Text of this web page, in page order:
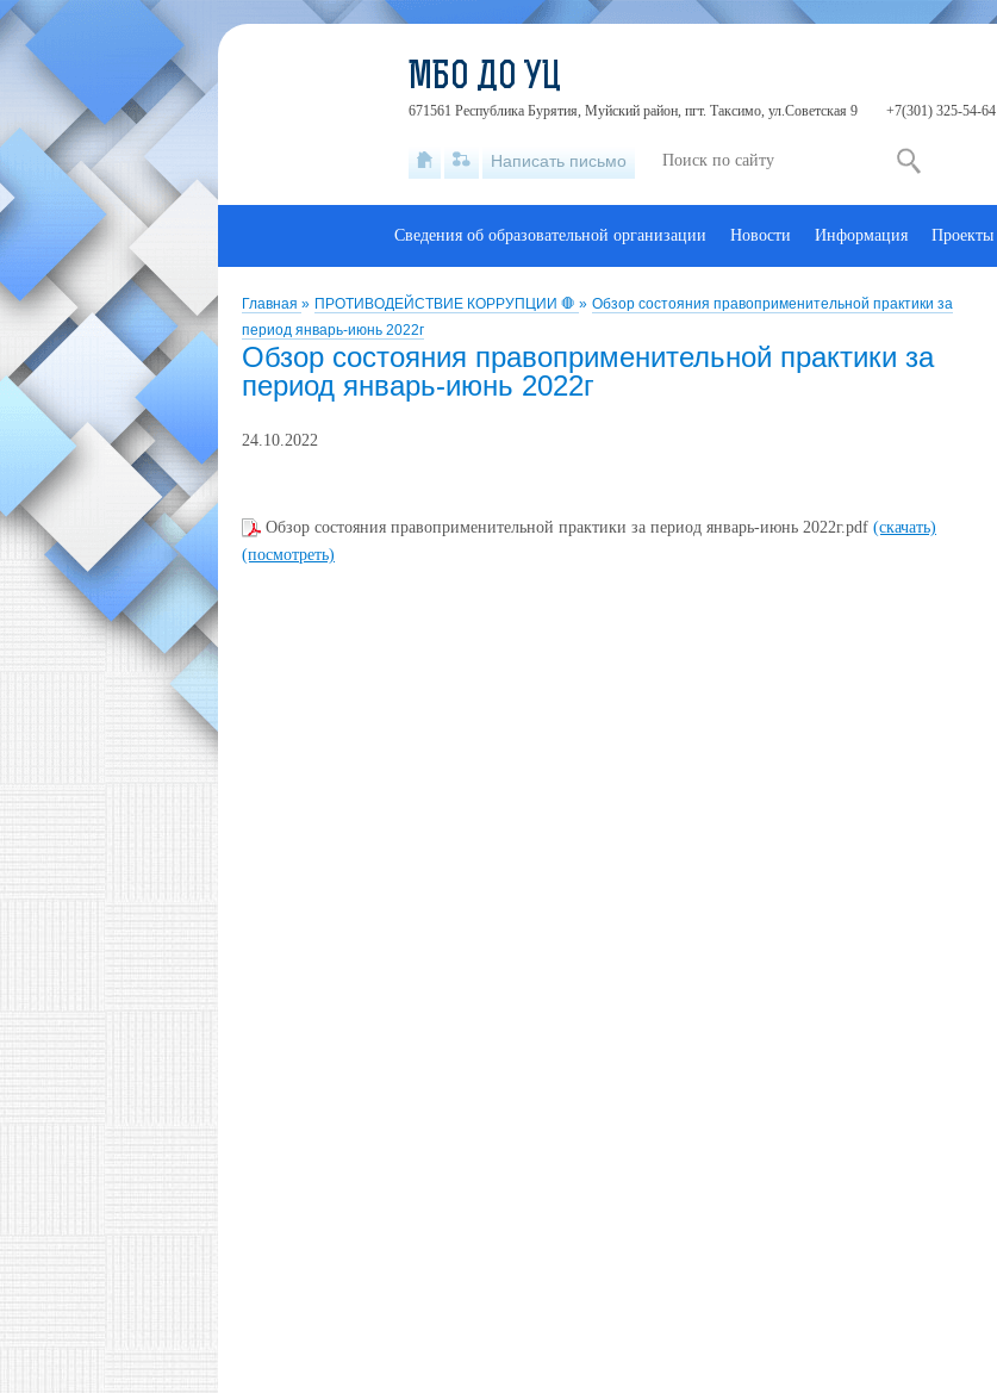
Главная » ПРОТИВОДЕЙСТВИЕ КОРРУПЦИИ 🛑 » Обзор состояния правоприменительной практики за
период январь-июнь 2022г
Обзор состояния правоприменительной практики за
период январь-июнь 2022г
24.10.2022
Обзор состояния правоприменительной практики за период январь-июнь 2022г.pdf (скачать)
(посмотреть)
МБО ДО УЦ
671561 Республика Бурятия, Муйский район, пгт. Таксимо, ул.Советская 9 +7(301) 325-54-64
Написать письмо
Сведения об образовательной организации Новости Информация Проекты